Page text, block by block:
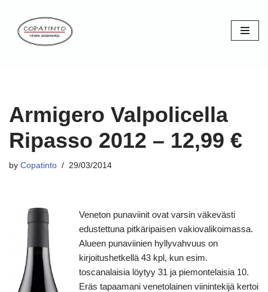
Skip
Armigero Valpolicella
Ripasso 2012 – 12,99 €
by Copatinto 29/03/2014
Veneton punaviinit ovat varsin väkevästi
edustettuna pitkäripaisen vakiovalikoimassa.
Alueen punaviinien hyllyvahvuus on
kirjoitushetkellä 43 kpl, kun esim.
toscanalaisia löytyy 31 ja piemontelaisia 10.
Eräs tapaamani venetolainen viinintekijä kertoi